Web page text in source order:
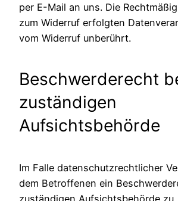
per E-Mail an uns. Die
zum Widerruf erfolgten
vom Widerruf unberührt.
Beschwerderecht
zuständigen
Aufsichtsbehörde
Im Falle datenschutzrechtlicher
dem Betroffenen ein
zuständigen Aufsichtsbehörde